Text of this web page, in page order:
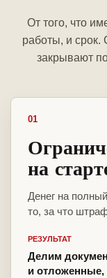
От того, что
работы, и срок.
закрывают
01
на
Денег на
то, за что
РЕЗУЛЬТАТ
Делим
и отложенные,